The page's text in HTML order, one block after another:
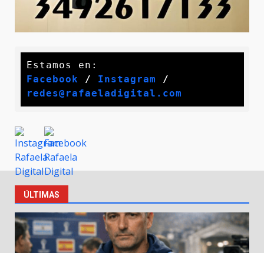
Facebook / Instagram /
redes@rafaeladigital.com
ÚLTIMAS